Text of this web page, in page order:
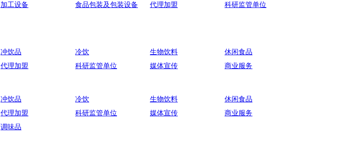
加工设备 食品包装及包装设备 代理加盟
科研监管单位
冲饮品 冷饮 生物饮料
休闲食品
代理加盟 科研监管单位 媒体宣传 商业服务
冲饮品 冷饮 生物饮料
休闲食品
代理加盟 科研监管单位 媒体宣传
商业服务
调味品